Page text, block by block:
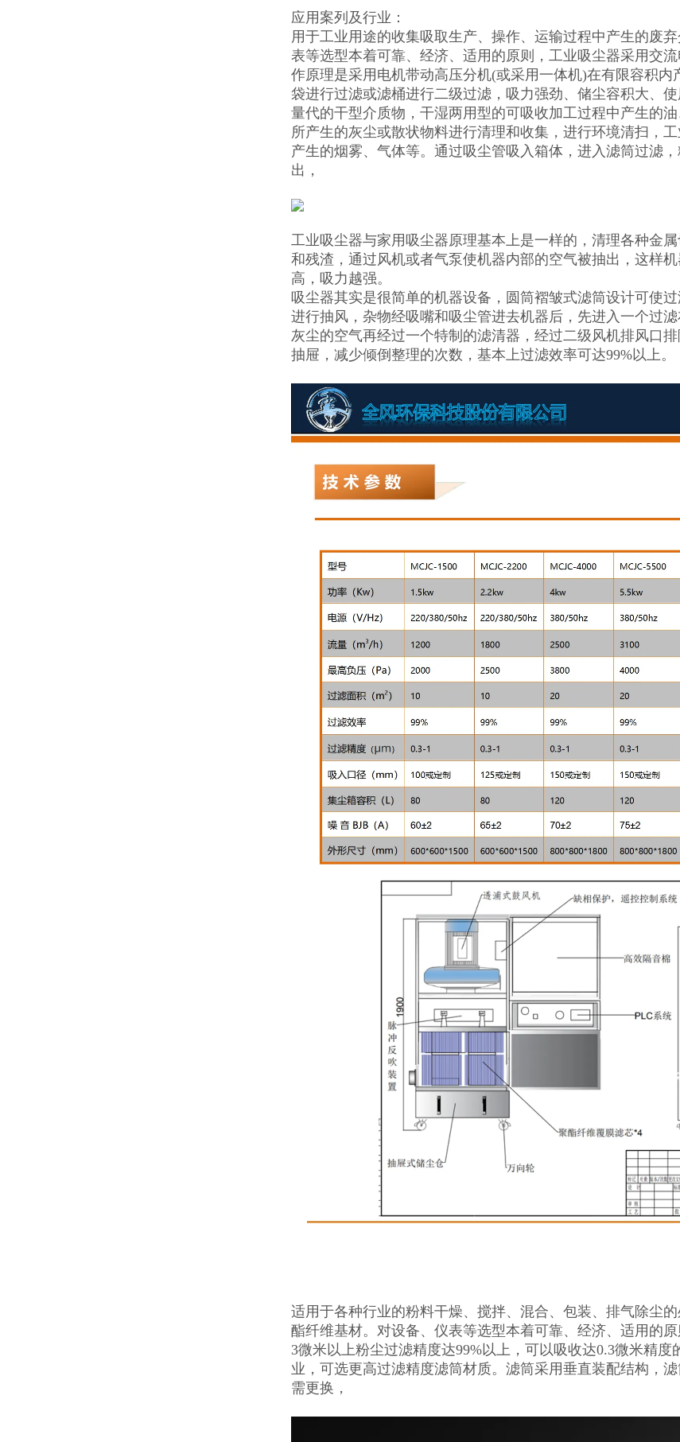
应用案列及行业：
用于工业用途的收集吸取生产、操作、运输过程中产生的废
表等选型本着可靠、经济、适用的原则，工业吸尘器采用交
作原理是采用电机带动高压分机(或采用一体机)在有限容积
袋进行过滤或滤桶进行二级过滤，吸力强劲、储尘容积大、
量代的干型介质物，干湿两用型的可吸收加工过程中产生的
所产生的灰尘或散状物料进行清理和收集，进行环境清扫，
产生的烟雾、气体等。通过吸尘管吸入箱体，进入滤筒过滤
出，
工业吸尘器与家用吸尘器原理基本上是一样的，清理各种金
和残渣，通过风机或者气泵使机器内部的空气被抽出，这样
高，吸力越强。
吸尘器其实是很简单的机器设备，圆筒褶皱式滤筒设计可使
进行抽风，杂物经吸嘴和吸尘管进去机器后，先进入一个过
灰尘的空气再经过一个特制的滤清器，经过二级风机排风口
抽屉，减少倾倒整理的次数，基本上过滤效率可达99%以上。
适用于各种行业的粉料干燥、搅拌、混合、包装、排气除尘
酯纤维基材。对设备、仪表等选型本着可靠、经济、适用的
3微米以上粉尘过滤精度达99%以上，可以吸收达0.3微米精
业，可选更高过滤精度滤筒材质。滤筒采用垂直装配结构，
需更换，